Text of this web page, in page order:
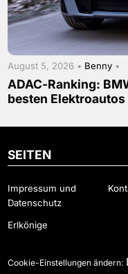
August 5, 2026 • Benny •
ADAC-Ranking:
besten
SEITEN
Impressum und
Datenschutz
Erlkönige
Cookie-Einstellungen ändern: